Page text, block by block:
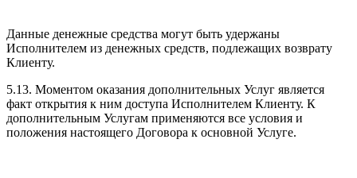
Данные денежные средства могут быть удержаны
Исполнителем из денежных средств, подлежащих возврату
Клиенту.
5.13. Моментом оказания дополнительных Услуг является
факт открытия к ним доступа Исполнителем Клиенту. К
дополнительным Услугам применяются все условия и
положения настоящего Договора к основной Услуге.